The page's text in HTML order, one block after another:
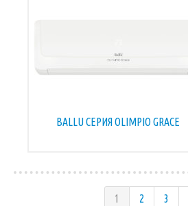
BALLU СЕРИЯ OLIMPIO GRACE
1 2 3